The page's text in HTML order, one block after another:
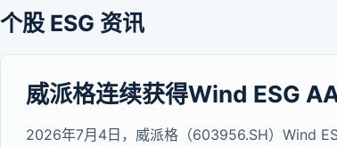
个股 ESG 资讯
威派格连续获得Wind ESG
2026年7月4日，威派格（603956.SH）Wind